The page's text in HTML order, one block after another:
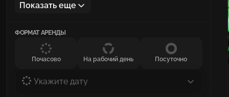
Показать еще
ФОРМАТ АРЕНДЫ
Почасово На рабочий день Посуточно
Укажите дату